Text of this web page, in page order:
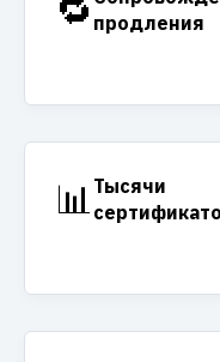
продления
📊 Тысячи